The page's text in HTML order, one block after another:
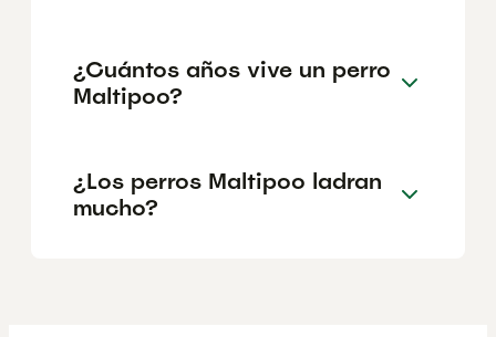
¿Cuántos años vive un perro
Maltipoo?
¿Los perros Maltipoo ladran
mucho?